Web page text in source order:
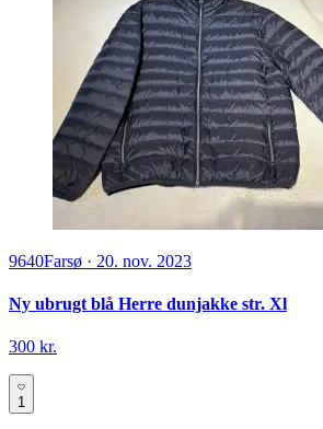
9640Farsø · 20. nov. 2023
Ny ubrugt blå Herre dunjakke str. Xl
300 kr.
1